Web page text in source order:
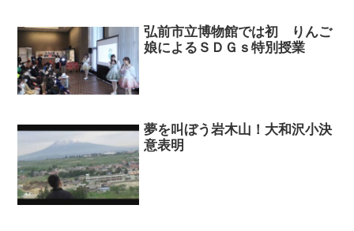
弘前市立博物館では初 りんご
娘によるＳＤＧｓ特別授業
夢を叫ぼう岩木山！大和沢小決
意表明